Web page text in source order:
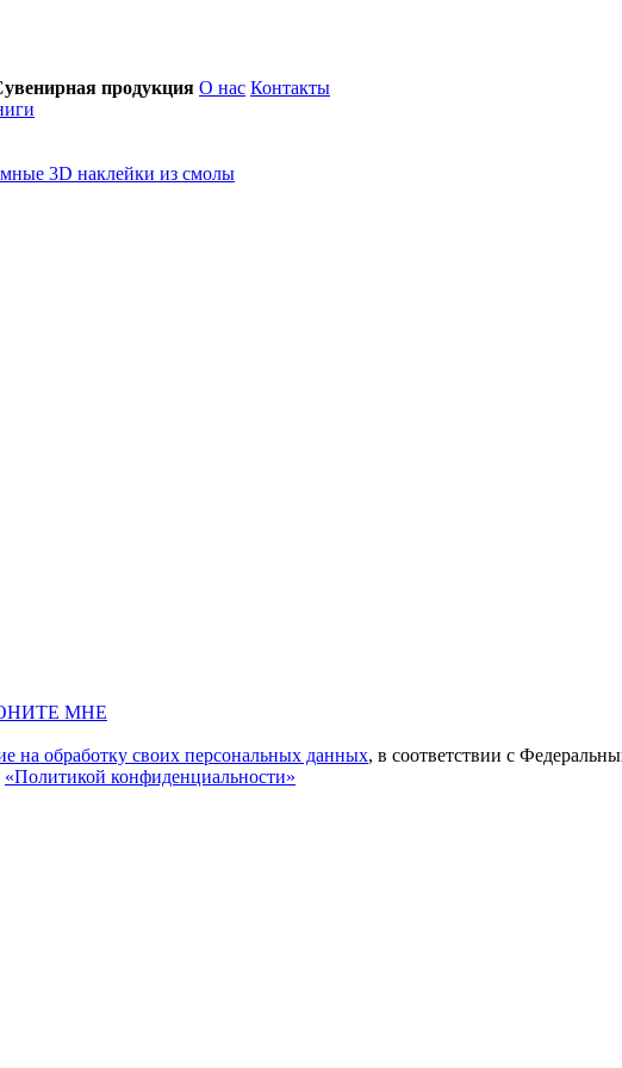
продукция О нас Контакты
3D наклейки из смолы
МНЕ
на обработку своих персональных данных, в соответствии с
«Политикой конфиденциальности»